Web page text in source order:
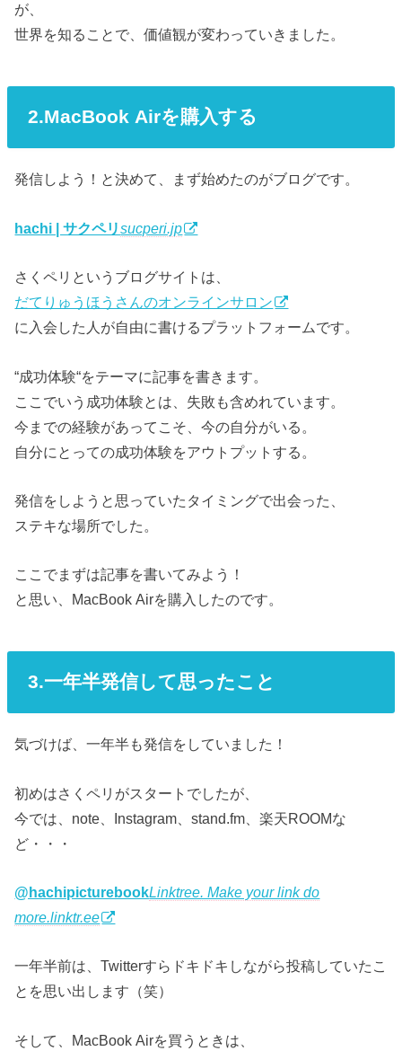
が、
世界を知ることで、価値観が変わっていきました。
2.MacBook Airを購入する
発信しよう！と決めて、まず始めたのがブログです。
hachi | サクペリsucperi.jp
さくペリというブログサイトは、
だてりゅうほうさんのオンラインサロン
に入会した人が自由に書けるプラットフォームです。
“成功体験“をテーマに記事を書きます。
ここでいう成功体験とは、失敗も含めれています。
今までの経験があってこそ、今の自分がいる。
自分にとっての成功体験をアウトプットする。
発信をしようと思っていたタイミングで出会った、
ステキな場所でした。
ここでまずは記事を書いてみよう！
と思い、MacBook Airを購入したのです。
3.一年半発信して思ったこと
気づけば、一年半も発信をしていました！
初めはさくペリがスタートでしたが、
今では、note、Instagram、stand.fm、楽天ROOMな
ど・・・
@hachipicturebookLinktree. Make your link do
more.linktr.ee
一年半前は、Twitterすらドキドキしながら投稿していたこ
とを思い出します（笑）
そして、MacBook Airを買うときは、